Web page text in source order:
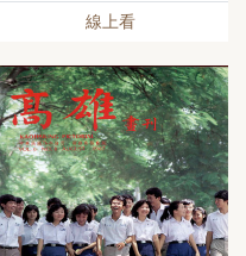
線上看